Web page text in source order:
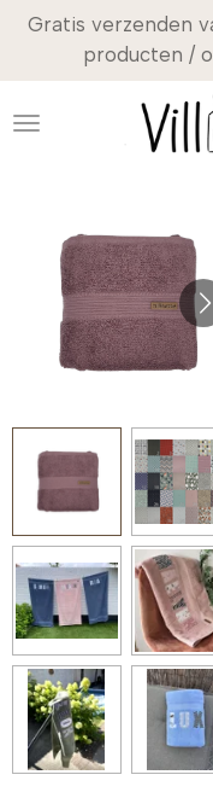
Ga
naar
de
Gratis verzenden
producten /